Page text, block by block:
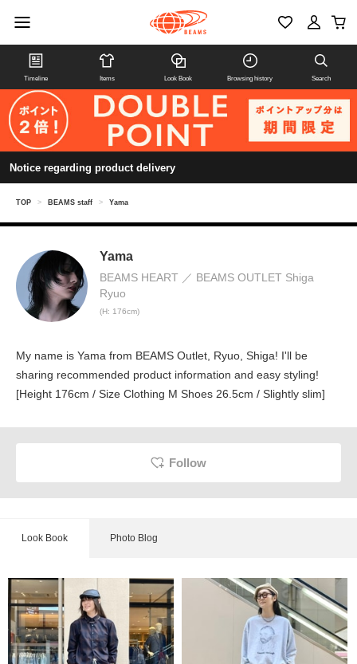
Timeline Items Look Book Browsing history Search
Notice regarding product delivery
TOP > BEAMS staff > Yama
Yama
BEAMS HEART
BEAMS OUTLET Shiga
Ryuo
(H: 176cm)
My name is Yama from BEAMS Outlet, Ryuo, Shiga! I'll be
sharing recommended product information and easy styling!
[Height 176cm / Size Clothing M Shoes 26.5cm / Slightly slim]
Follow
Look Book Photo Blog